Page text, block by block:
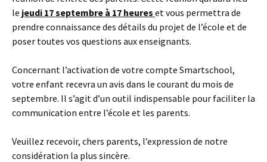
le jeudi 17 septembre à 17 heures et vous permettra de
prendre connaissance des détails du projet de l’école et de
poser toutes vos questions aux enseignants.
Concernant l’activation de votre compte Smartschool,
votre enfant recevra un avis dans le courant du mois de
septembre. Il s’agit d’un outil indispensable pour faciliter la
communication entre l’école et les parents.
Veuillez recevoir, chers parents, l’expression de notre
considération la plus sincère.